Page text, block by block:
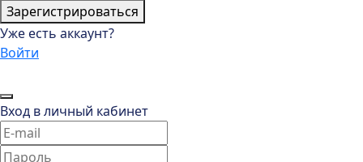
Зарегистрироваться
Уже есть аккаунт?
Войти
Вход в личный кабинет